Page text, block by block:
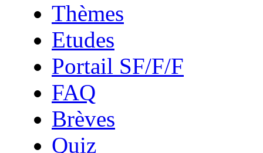
Thèmes
Etudes
Portail SF/F/F
FAQ
Brèves
Quiz